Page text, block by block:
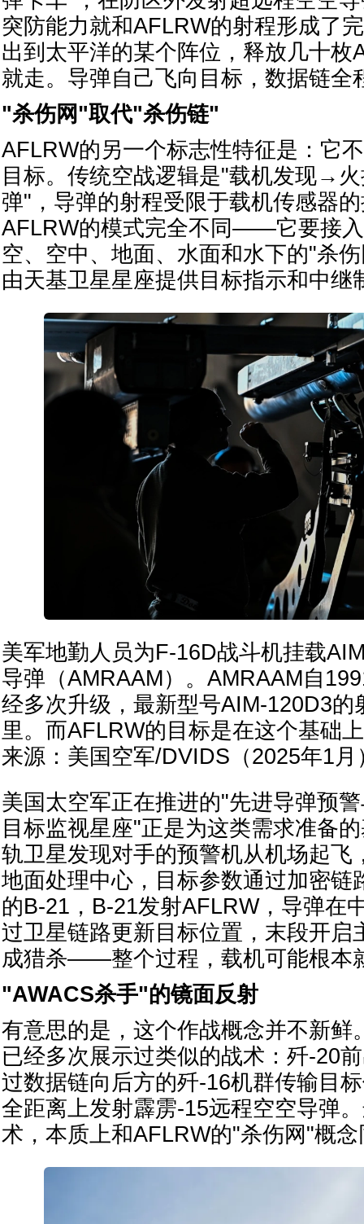
突防能力就和AFLRW的射程形成了
出到太平洋的某个阵位，释放几十枚
就走。导弹自己飞向目标，数据链全
"杀伤网"取代"杀伤链"
AFLRW的另一个标志性特征是：它
目标。传统空战逻辑是"载机发现→
弹"，导弹的射程受限于载机传感器
AFLRW的模式完全不同——它要接
空、空中、地面、水面和水下的"杀
由天基卫星星座提供目标指示和中继
美军地勤人员为F-16D战斗机挂载
导弹（AMRAAM）。AMRAAM自
经多次升级，最新型号AIM-120D3的
里。而AFLRW的目标是在这个基础
来源：美国空军/DVIDS（2025年1月
美国太空军正在推进的"先进导弹预
目标监视星座"正是为这类需求准备
轨卫星发现对手的预警机从机场起飞
地面处理中心，目标参数通过加密链
的B-21，B-21发射AFLRW，导弹在
过卫星链路更新目标位置，末段开启
成猎杀——整个过程，载机可能根本
"AWACS杀手"的镜面反射
有意思的是，这个作战概念并不新鲜
已经多次展示过类似的战术：歼-20
过数据链向后方的歼-16机群传输目
全距离上发射霹雳-15远程空空导弹
术，本质上和AFLRW的"杀伤网"概